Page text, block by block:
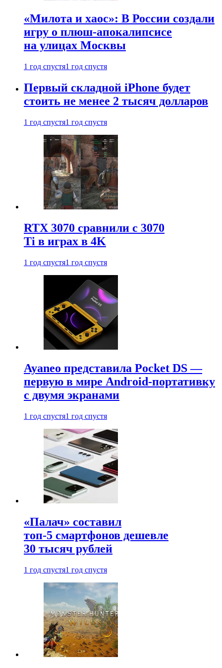
«Милота и хаос»: В России создали
игру о плюш-апокалипсисе
на улицах Москвы
1 год спустя1 год спустя
Первый складной iPhone будет
стоить не менее 2 тысяч долларов
1 год спустя1 год спустя
RTX 3070 сравнили с 3070
Ti в играх в 4K
1 год спустя1 год спустя
Ayaneo представила Pocket DS —
первую в мире Android-портативку
с двумя экранами
1 год спустя1 год спустя
«Палач» составил
топ-5 смартфонов дешевле
30 тысяч рублей
1 год спустя1 год спустя